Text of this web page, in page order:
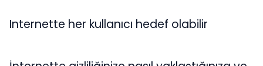
Internette her kullanıcı hedef olabilir